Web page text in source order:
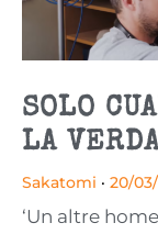
SOLO
LA
Sakatomi 20/
‘Un altre